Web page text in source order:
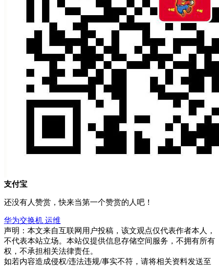
支付宝
还没有人赞赏，快来当第一个赞赏的人吧！
华为交换机 运维
声明：本文来自互联网用户投稿，该文观点仅代表作者本人，
不代表本站立场。本站仅提供信息存储空间服务，不拥有所有
权，不承担相关法律责任。
如若内容造成侵权/违法违规/事实不符，请将相关资料发送至